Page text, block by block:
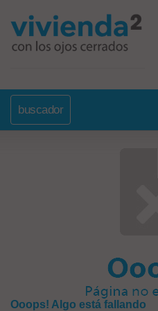
buscador
Ooops! Algo está fallando